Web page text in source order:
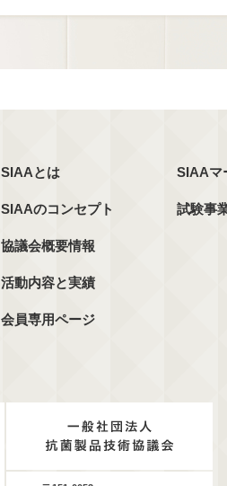
SIAAとは
SIAAのコンセプト
協議会概要情報
活動内容と実績
会員専用ページ
SIAAマ
試験事